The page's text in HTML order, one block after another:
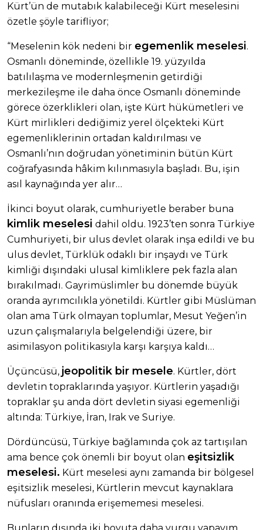
Kürt’ün de mutabık kalabileceği Kürt meselesini
özetle şöyle tarifliyor;
“Meselenin kök nedeni bir egemenlik meselesi.
Osmanlı döneminde, özellikle 19. yüzyılda
batılılaşma ve modernleşmenin getirdiği
merkezileşme ile daha önce Osmanlı döneminde
görece özerklikleri olan, işte Kürt hükümetleri ve
Kürt mirlikleri dediğimiz yerel ölçekteki Kürt
egemenliklerinin ortadan kaldırılması ve
Osmanlı’nın doğrudan yönetiminin bütün Kürt
coğrafyasında hâkim kılınmasıyla başladı. Bu, işin
asıl kaynağında yer alır…
İkinci boyut olarak, cumhuriyetle beraber buna
kimlik meselesi dahil oldu. 1923’ten sonra Türkiye
Cumhuriyeti, bir ulus devlet olarak inşa edildi ve bu
ulus devlet, Türklük odaklı bir inşaydı ve Türk
kimliği dışındaki ulusal kimliklere pek fazla alan
bırakılmadı. Gayrimüslimler bu dönemde büyük
oranda ayrımcılıkla yönetildi. Kürtler gibi Müslüman
olan ama Türk olmayan toplumlar, Mesut Yeğen’in
uzun çalışmalarıyla belgelendiği üzere, bir
asimilasyon politikasıyla karşı karşıya kaldı…
Üçüncüsü, jeopolitik bir mesele. Kürtler, dört
devletin topraklarında yaşıyor. Kürtlerin yaşadığı
topraklar şu anda dört devletin siyasi egemenliği
altında: Türkiye, İran, Irak ve Suriye.
Dördüncüsü, Türkiye bağlamında çok az tartışılan
ama bence çok önemli bir boyut olan eşitsizlik
meselesi. Kürt meselesi aynı zamanda bir bölgesel
eşitsizlik meselesi, Kürtlerin mevcut kaynaklara
nüfusları oranında erişememesi meselesi.